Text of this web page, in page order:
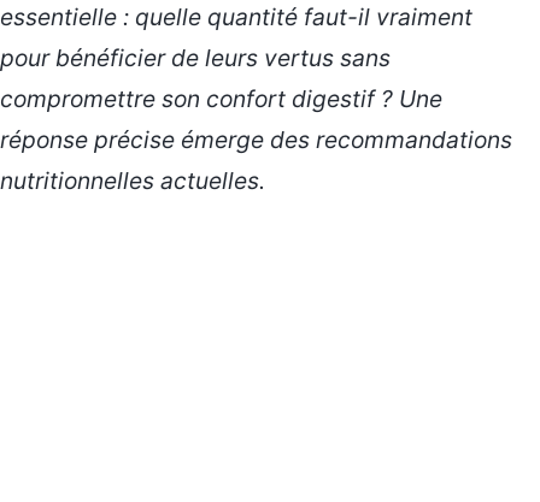
essentielle : quelle quantité faut-il vraiment
pour bénéficier de leurs vertus sans
compromettre son confort digestif ? Une
réponse précise émerge des recommandations
nutritionnelles actuelles.